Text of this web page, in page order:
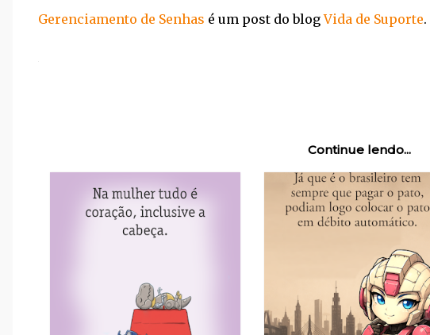
Gerenciamento de Senhas é um post do blogVida de Suporte.
Continue lendo...